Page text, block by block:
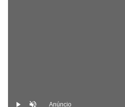
Play DesmutarAnúncio